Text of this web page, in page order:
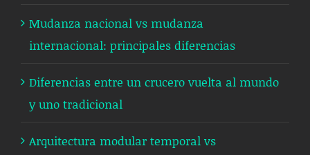
Mudanza nacional vs mudanza
internacional: principales diferencias
Diferencias entre un crucero vuelta al mundo
y uno tradicional
Arquitectura modular temporal vs